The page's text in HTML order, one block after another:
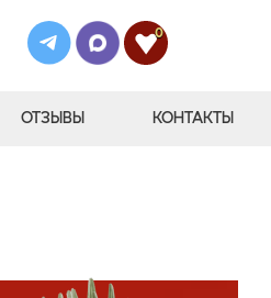
0
ОТЗЫВЫ КОНТАКТЫ